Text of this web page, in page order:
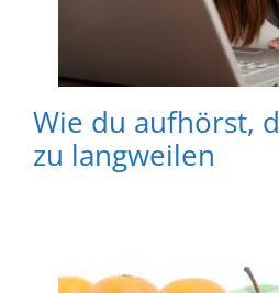
Wie du aufhörst,
zu langweilen